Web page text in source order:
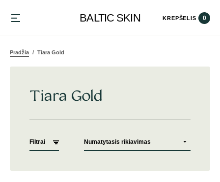
BALTIC SKIN KREPŠELIS 0
Pradžia Tiara Gold
Tiara Gold
Filtrai